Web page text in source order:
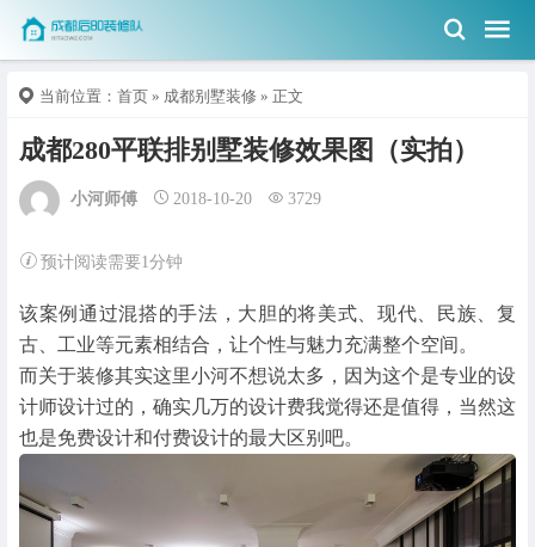
当前位置： 首页 » 成都别墅装修 » 正文
成都280平联排别墅装修效果图（实拍）
小河师傅 2018-10-20 3729
预计阅读需要1分钟
该案例通过混搭的手法，大胆的将美式、现代、民族、复
古、工业等元素相结合，让个性与魅力充满整个空间。
而关于装修其实这里小河不想说太多，因为这个是专业的设
计师设计过的，确实几万的设计费我觉得还是值得，当然这
也是免费设计和付费设计的最大区别吧。